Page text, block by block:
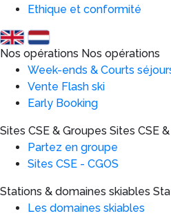
Ethique et conformité
Nos opérations Nos opérations
Week-ends & Courts
Vente Flash ski
Early Booking
Sites CSE & Groupes Sites CSE
Partez en groupe
Sites CSE - CGOS
Stations & domaines skiables
Les domaines skiables